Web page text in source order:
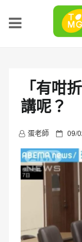
「有咁
講呢？
蛋老師
P
o
s
d
n
09/